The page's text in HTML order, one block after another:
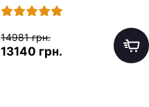
14981 грн.
13140 грн.